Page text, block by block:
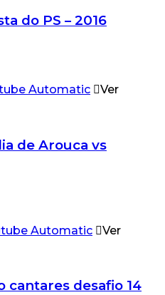
do PS – 2016
Ver
de Arouca vs
Ver
cantares desafio 14